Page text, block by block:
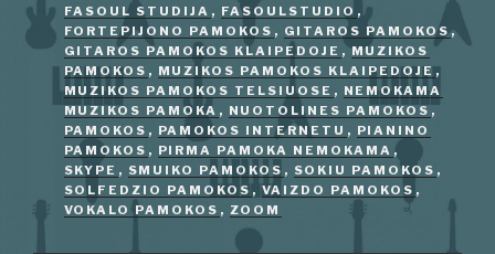
FASOUL STUDIJA , FASOULSTUDIO ,
FORTEPIJONO PAMOKOS , GITAROS PAMOKOS,
GITAROS PAMOKOS KLAIPEDOJE ,MUZIKOS
PAMOKOS , MUZIKOS PAMOKOS KLAIPEDOJE,
MUZIKOS PAMOKOS TELSIUOSE , NEMOKAMA
MUZIKOS PAMOKA , NUOTOLINES PAMOKOS,
PAMOKOS , PAMOKOS INTERNETU , PIANINO
PAMOKOS , PIRMA PAMOKA NEMOKAMA ,
SKYPE , SMUIKO PAMOKOS , SOKIU PAMOKOS ,
SOLFEDZIO PAMOKOS , VAIZDO PAMOKOS ,
VOKALO PAMOKOS , ZOOM